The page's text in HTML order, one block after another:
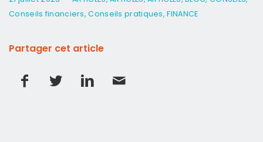
Conseils financiers,Conseils pratiques,FINANCE
Partager cet article